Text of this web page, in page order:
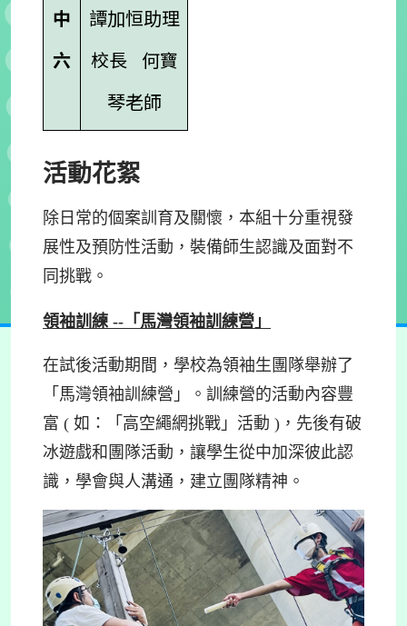
中
六
譚加恒助理
校長
何寶
琴老師
活動花絮
除日常的個案訓育及關懷，本組十分重視發
展性及預防性活動，裝備師生認識及面對不
同挑戰。
領袖訓練 -- 「馬灣領袖訓練營」
在試後活動期間，學校為領袖生團隊舉辦了
「馬灣領袖訓練營」。訓練營的活動內容豐
富 ( 如：「高空繩網挑戰」活動 )，先後有破
冰遊戲和團隊活動，讓學生從中加深彼此認
識，學會與人溝通，建立團隊精神。